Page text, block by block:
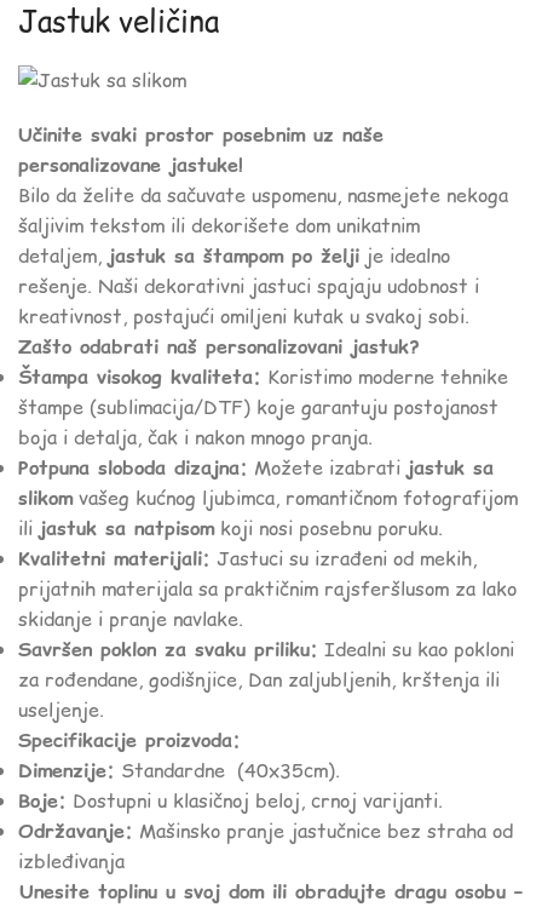
Jastuk veličina
Učinite svaki prostor posebnim uz naše
personalizovane jastuke!
Bilo da želite da sačuvate uspomenu, nasmejete nekoga
šaljivim tekstom ili dekorišete dom unikatnim
detaljem, jastuk sa štampom po želji je idealno
rešenje. Naši dekorativni jastuci spajaju udobnost i
kreativnost, postajući omiljeni kutak u svakoj sobi.
Zašto odabrati naš personalizovani jastuk?
Štampa visokog kvaliteta: Koristimo moderne tehnike
štampe (sublimacija/DTF) koje garantuju postojanost
boja i detalja, čak i nakon mnogo pranja.
Potpuna sloboda dizajna: Možete izabrati jastuk sa
slikomvašeg kućnog ljubimca, romantičnom fotografijom
ili jastuk sa natpisomkoji nosi posebnu poruku.
Kvalitetni materijali: Jastuci su izrađeni od mekih,
prijatnih materijala sa praktičnim rajsferšlusom za lako
skidanje i pranje navlake.
Savršen poklon za svaku priliku: Idealni su kao pokloni
za rođendane, godišnjice, Dan zaljubljenih, krštenja ili
useljenje.
Specifikacije proizvoda:
Dimenzije: Standardne (40x35cm).
Boje: Dostupni u klasičnoj beloj, crnoj varijanti.
Održavanje: Mašinsko pranje jastučnice bez straha od
izbleđivanja
Unesite toplinu u svoj dom ili obradujte dragu osobu –